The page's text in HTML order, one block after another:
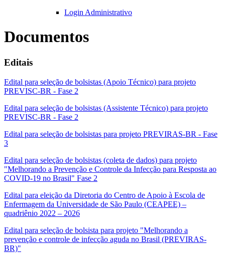
Login Administrativo
Documentos
Editais
Edital para seleção de bolsistas (Apoio Técnico) para projeto
PREVISC-BR - Fase 2
Edital para seleção de bolsistas (Assistente Técnico) para projeto
PREVISC-BR - Fase 2
Edital para seleção de bolsistas para projeto PREVIRAS-BR - Fase
3
Edital para seleção de bolsistas (coleta de dados) para projeto
"Melhorando a Prevenção e Controle da Infecção para Resposta ao
COVID-19 no Brasil" Fase 2
Edital para eleição da Diretoria do Centro de Apoio à Escola de
Enfermagem da Universidade de São Paulo (CEAPEE) –
quadriênio 2022 – 2026
Edital para seleção de bolsista para projeto "Melhorando a
prevenção e controle de infecção aguda no Brasil (PREVIRAS-
BR)"